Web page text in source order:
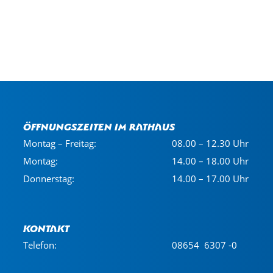
Öffnungszeiten im Rathaus
Montag – Freitag:
08.00 – 12.30 Uhr
Montag:
14.00 – 18.00 Uhr
Donnerstag:
14.00 – 17.00 Uhr
Kontakt
Telefon: 08654 6307 -0